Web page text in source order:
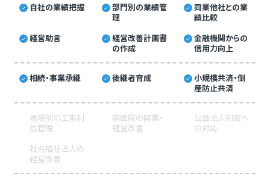
自社の業績把握
部門別の業績管
理
同業他社との業
績比較
経営助言
経営改善計画書
の作成
金融機関からの
信用力向上
相続・事業承継 後継者育成
小規模共済・倒
産防止共済
現場別の工事利
益管理
病医院の開業・
経営改善
公益法人制度へ
の対応
社会福祉法人の
経営改善